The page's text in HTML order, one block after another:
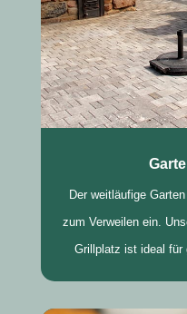
Der weitläufige
zum Verweilen ein.
Grillplatz ist ideal für